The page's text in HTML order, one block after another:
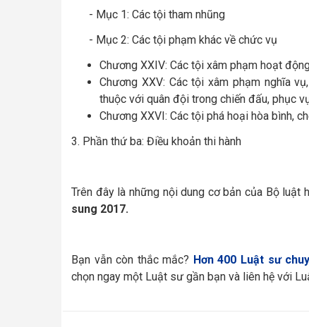
- Mục 1: Các tội tham nhũng
- Mục 2: Các tội phạm khác về chức vụ
Chương XXIV: Các tội xâm phạm hoạt
Chương XXV: Các tội xâm phạm nghĩa
thuộc với quân đội trong chiến đấu, phục
Chương XXVI: Các tội phá hoại hòa bình,
3. Phần thứ ba: Điều khoản thi hành
Trên đây là những nội dung cơ bản của Bộ luật
sung 2017.
Bạn vẫn còn thắc mắc? Hơn 400 Luật sư
chọn ngay một Luật sư gần bạn và liên hệ với